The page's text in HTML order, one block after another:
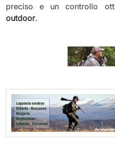
preciso e un controllo
outdoor.